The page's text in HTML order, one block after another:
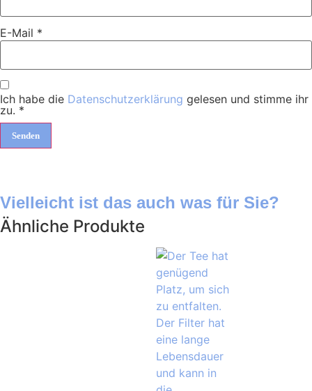
E-Mail *
Ich habe die Datenschutzerklärung gelesen und stimme ihr
zu. *
Vielleicht ist das auch was für Sie?
Ähnliche Produkte